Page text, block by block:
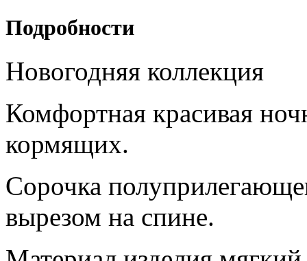
Подробности
Новогодняя коллекция
Комфортная красивая
кормящих.
Сорочка
вырезом на спине.